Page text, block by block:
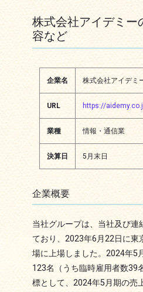
株式会社アイデミー
容など
企業名 株式会社アイデミ
URL https://
業種 情報・通信業
決算日 5月末日
企業概要
当社グループは、当社及び連
ており、2023年6月22日に東
場に上場しました。2024年5
123名（うち臨時雇用者数39
標として、2024年5月期の売